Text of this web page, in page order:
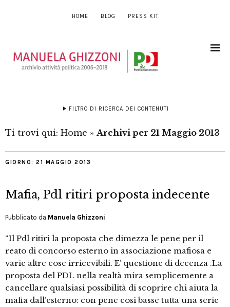
HOME BLOG PRESS KIT
FILTRO DI RICERCA DEI CONTENUTI
Ti trovi qui: Home » Archivi per 21 Maggio 2013
GIORNO: 21 MAGGIO 2013
Mafia, Pdl ritiri proposta indecente
Pubblicato da Manuela Ghizzoni
“Il Pdl ritiri la proposta che dimezza le pene per il
reato di concorso esterno in associazione mafiosa e
varie altre cose irricevibili. E’ questione di decenza .La
proposta del PDL nella realtà mira semplicemente a
cancellare qualsiasi possibilità di scoprire chi aiuta la
mafia dall’esterno: con pene così basse tutta una serie